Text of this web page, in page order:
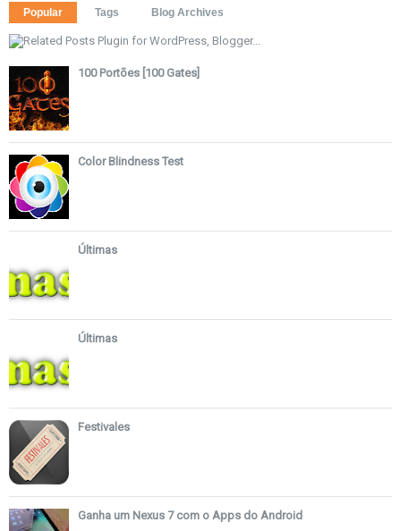
Popular Tags Blog Archives
100 Portões [100 Gates]
Color Blindness Test
Últimas
Últimas
Festivales
Ganha um Nexus 7 com o Apps do Android